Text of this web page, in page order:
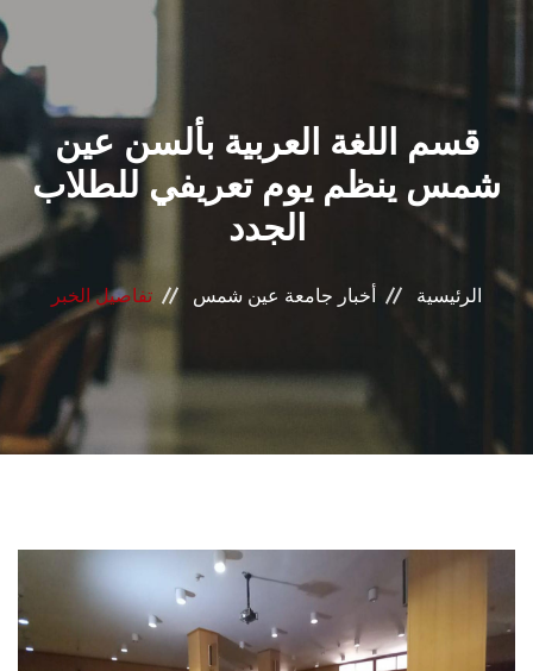
القطاعـات
الشئون الأكاديمية
البحث العلمي
المراكز والوحدات
الأنظمة الذكية
الطلاب
هيئة التدريس
قسم اللغة العربية بألسن عين
شمس ينظم يوم تعريفي للطلاب
الجدد
الرئيسية أخبار جامعة عين شمس تفاصيل الخبر